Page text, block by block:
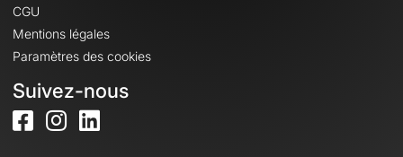
CGU
Mentions légales
Paramètres des cookies
Suivez-nous